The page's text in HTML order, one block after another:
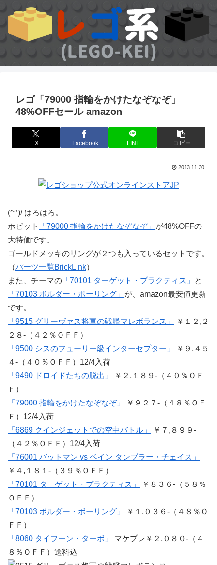
レゴ「79000 指輪をかけたなぞなぞ」
48%OFFセール amazon
X Facebook LINE コピー
2013.11.30
(^^)/ はろはろ。
ホビット
「79000 指輪をかけたなぞなぞ」 が48%OFFの
大特価です。
ゴールドメッキのリングが２つも入っているセットです。
（パーツ一覧BrickLink）
また、チーマの 「70101 ターゲット・プラクティス」
と
「70103 ボルダー・ボーリング」 が、amazon最安値更新
です。
「9515 グリーヴァス将軍の戦艦マレボランス」
￥１２,２
２８-（４２％ＯＦＦ）
「9500 シスのフューリー級インターセプター」
￥９,４５
４-（４０％ＯＦＦ）12/4入荷
「9490 ドロイドたちの脱出」
￥２,１８９-（４０％ＯＦ
Ｆ）
「79000 指輪をかけたなぞなぞ」
￥９２７-（４８％ＯＦ
Ｆ）12/4入荷
「6869 クインジェットでの空中バトル」
￥７,８９９-
（４２％ＯＦＦ）12/4入荷
「76001 バットマン vs ベイン タンブラー・チェイス」
￥４,１８１-（３９％ＯＦＦ）
「70101 ターゲット・プラクティス」
￥８３６-（５８％
ＯＦＦ）
「70103 ボルダー・ボーリング」
￥１,０３６-（４８％Ｏ
ＦＦ）
「8060 タイフーン・ターボ」
マケプレ￥２,０８０-（４
８％ＯＦＦ）送料込